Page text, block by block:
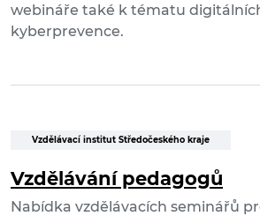
webináře také k tématu
kyberprevence.
Vzdělávací institut Středočeského kraje
Vzdělávání pedagogů
Nabídka vzdělávacích seminářů